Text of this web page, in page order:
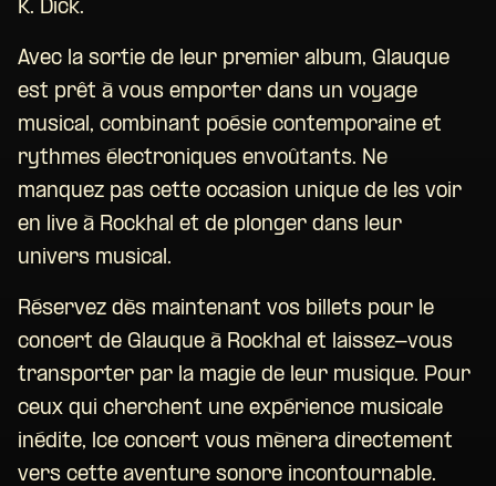
K. Dick.
Avec la sortie de leur premier album, Glauque
est prêt à vous emporter dans un voyage
musical, combinant poésie contemporaine et
rythmes électroniques envoûtants. Ne
manquez pas cette occasion unique de les voir
en live à Rockhal et de plonger dans leur
univers musical.
Réservez dès maintenant vos billets pour le
concert de Glauque à Rockhal et laissez-vous
transporter par la magie de leur musique. Pour
ceux qui cherchent une expérience musicale
inédite, lce concert vous mènera directement
vers cette aventure sonore incontournable.